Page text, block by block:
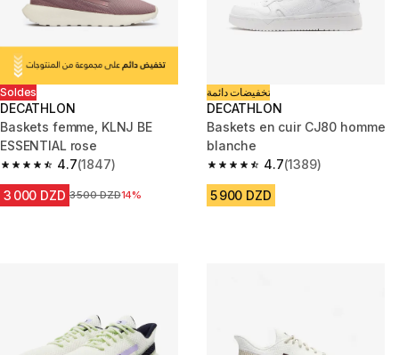
Soldes
DECATHLON
Baskets femme, KLNJ BE
ESSENTIAL rose
4.7
4.7 out of 5 stars from 1847 reviews
(1847)
3 000 DZD Prix avant la réduction
3 500 DZD14%
تخفيضات دائمة
DECATHLON
Baskets en cuir CJ80 homme
blanche
4.7
4.7 out of 5 stars from 1389
(1389)
5 900 DZD